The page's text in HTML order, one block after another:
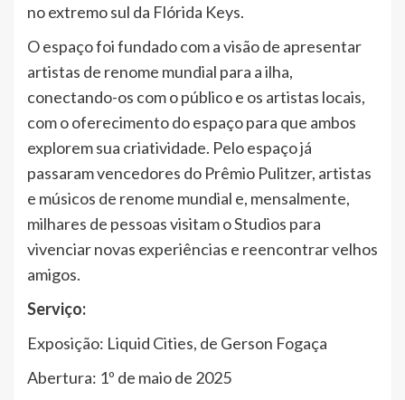
no extremo sul da Flórida Keys.
O espaço foi fundado com a visão de apresentar
artistas de renome mundial para a ilha,
conectando-os com o público e os artistas locais,
com o oferecimento do espaço para que ambos
explorem sua criatividade. Pelo espaço já
passaram vencedores do Prêmio Pulitzer, artistas
e músicos de renome mundial e, mensalmente,
milhares de pessoas visitam o Studios para
vivenciar novas experiências e reencontrar velhos
amigos.
Serviço:
Exposição: Liquid Cities, de Gerson Fogaça
Abertura: 1º de maio de 2025